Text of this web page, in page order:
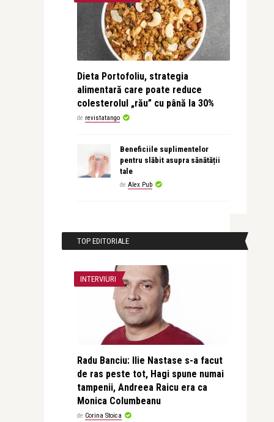
Dieta Portofoliu, strategia
alimentară care poate reduce
colesterolul „rău” cu până la 30%
de revistatango
Beneficiile suplimentelor
pentru slăbit asupra sănătății
tale
de Alex Pub
TOP EDITORIALE
INTERVIURI
Radu Banciu: Ilie Nastase s-a facut
de ras peste tot, Hagi spune numai
tampenii, Andreea Raicu era ca
Monica Columbeanu
de Corina Stoica